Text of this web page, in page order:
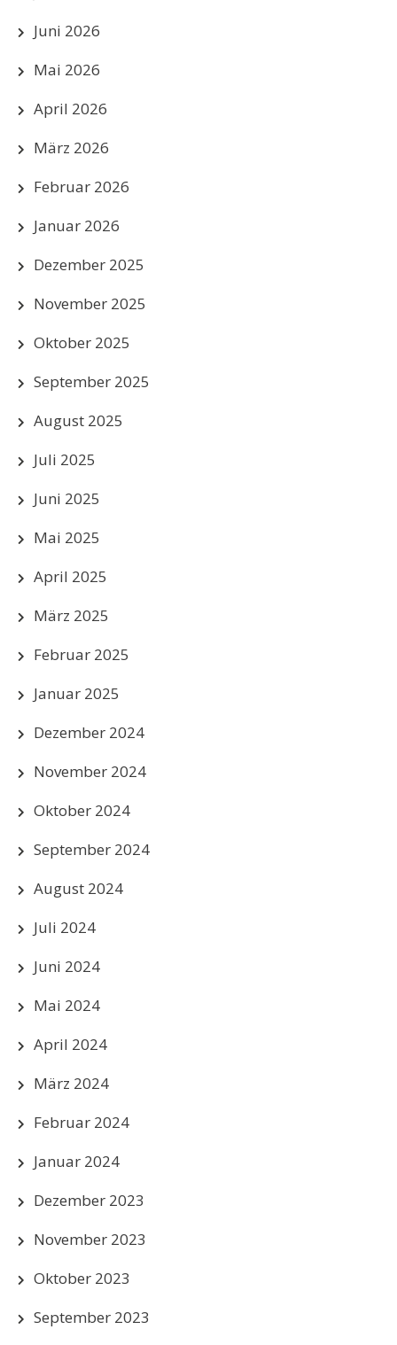
Juni 2026
Mai 2026
April 2026
März 2026
Februar 2026
Januar 2026
Dezember 2025
November 2025
Oktober 2025
September 2025
August 2025
Juli 2025
Juni 2025
Mai 2025
April 2025
März 2025
Februar 2025
Januar 2025
Dezember 2024
November 2024
Oktober 2024
September 2024
August 2024
Juli 2024
Juni 2024
Mai 2024
April 2024
März 2024
Februar 2024
Januar 2024
Dezember 2023
November 2023
Oktober 2023
September 2023